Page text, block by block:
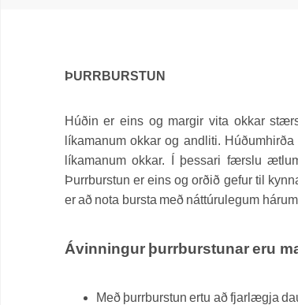
ÞURRBURSTUN
Húðin er eins og margir vita okkar
líkamanum okkar og andliti.
líkamanum okkar. Í þessari færslu
Þurrburstun er eins og orðið gefur til
er að nota bursta með náttúrulegum
Ávinningur þurrburstunar eru
Með þurrburstun ertu að fjarlægja